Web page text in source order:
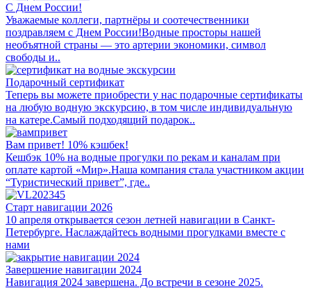
С Днем России!
Уважаемые коллеги, партнёры и соотечественники
поздравляем с Днем России!Водные просторы нашей
необъятной страны — это артерии экономики, символ
свободы и..
Подарочный сертификат
Теперь вы можете приобрести у нас подарочные сертификаты
на любую водную экскурсию, в том числе индивидуальную
на катере.Самый подходящий подарок..
Вам привет! 10% кэшбек!
Кешбэк 10% на водные прогулки по рекам и каналам при
оплате картой «Мир».Наша компания стала участником акции
“Туристический привет”, где..
Старт навигации 2026
10 апреля открывается сезон летней навигации в Санкт-
Петербурге. Наслаждайтесь водными прогулками вместе с
нами
Завершение навигации 2024
Навигация 2024 завершена. До встречи в сезоне 2025.